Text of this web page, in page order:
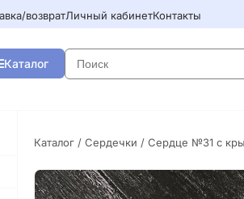
возвратЛичный кабинетКонтакты
Каталог
Каталог / Сердечки / Сердце №31 с